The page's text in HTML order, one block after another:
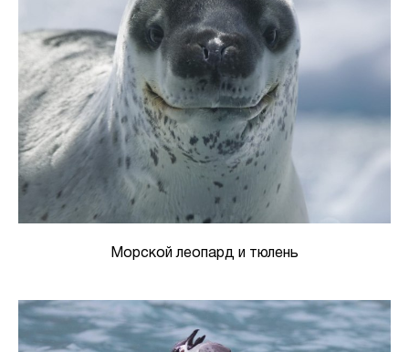
Морской леопард и тюлень